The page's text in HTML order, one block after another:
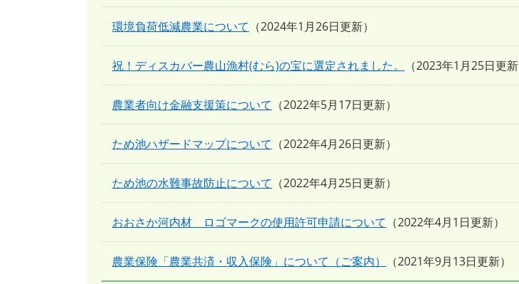
環境負荷低減農業について 2024年1月26日更新
祝！ディスカバー農山漁村(むら)の宝に選定されました。 2023年1月25日更新
農業者向け金融支援策について 2022年5月17日更新
ため池ハザードマップについて 2022年4月26日更新
ため池の水難事故防止について 2022年4月25日更新
おおさか河内材 ロゴマークの使用許可申請について 2022年4月1日更新
農業保険「農業共済・収入保険」について（ご案内） 2021年9月13日更新